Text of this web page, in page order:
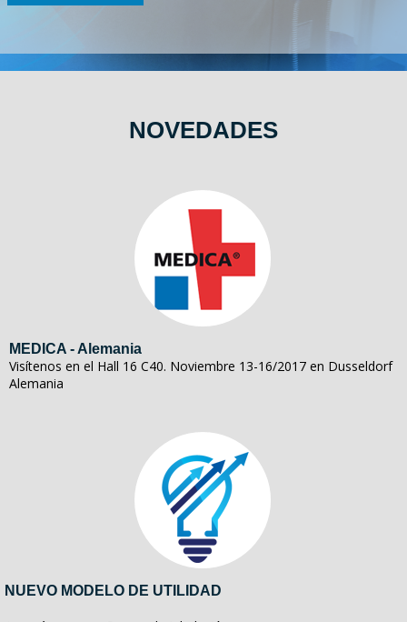
NOVEDADES
MEDICA - Alemania
Visítenos en el Hall 16 C40. Noviembre 13-16/2017 en Dusseldorf
Alemania
NUEVO MODELO DE UTILIDAD